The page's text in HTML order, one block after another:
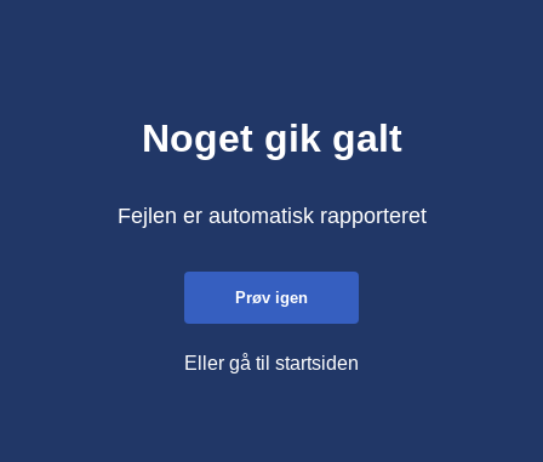
Noget gik galt
Fejlen er automatisk rapporteret
Prøv igen
Eller gå til startsiden